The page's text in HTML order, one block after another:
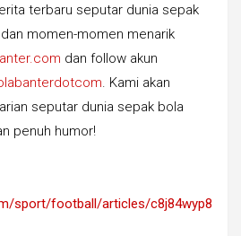
terbaru seputar dunia sepak
momen-momen menarik
dan follow akun
. Kami akan
seputar dunia sepak bola
penuh humor!
sport/football/articles/c8j84wyp8